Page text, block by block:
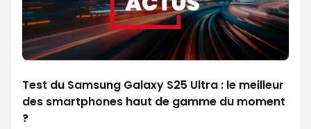
Test du Samsung Galaxy S25 Ultra : le meilleur
des smartphones haut de gamme du moment
?